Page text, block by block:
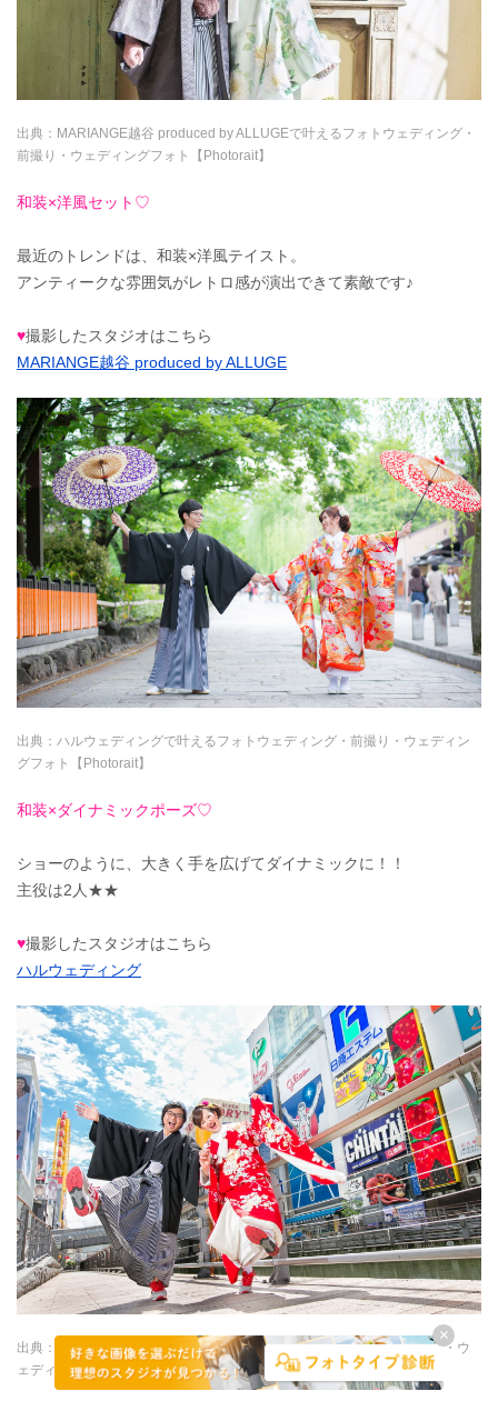
出典： MARIANGE越谷 produced by ALLUGEで叶えるフォトウェディング・
前撮り・ウェディングフォト【Photorait】
和装×洋風セット ♡
最近のトレンドは、和装×洋風テイスト。
アンティークな雰囲気がレトロ感が演出できて素敵です♪
♥撮影したスタジオはこちら
MARIANGE越谷 produced by ALLUGE
出典： ハルウェディングで叶えるフォトウェディング・前撮り・ウェディン
グフォト【Photorait】
和装×ダイナミックポーズ♡
ショーのように、大きく手を広げてダイナミックに！！
主役は2人★★
♥撮影したスタジオはこちら
ハルウェディング
出典：
ラヴィファクトリー大阪店で叶えるフォトウェディング・前撮り・ウ
ェディングフォト【Photorait】